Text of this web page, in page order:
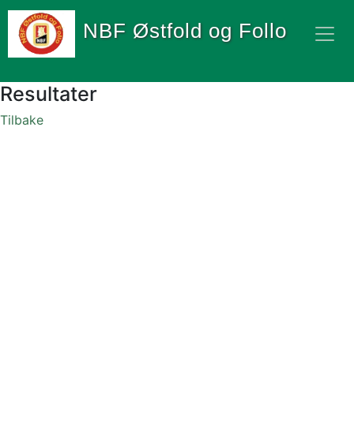
NBF Østfold og Follo
Resultater
Tilbake